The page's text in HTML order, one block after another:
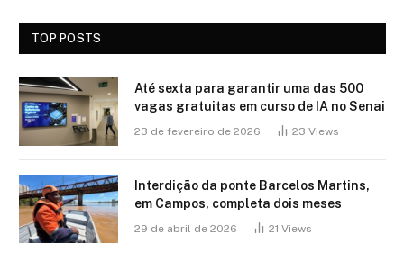
TOP POSTS
Até sexta para garantir uma das 500
vagas gratuitas em curso de IA no Senai
23 de fevereiro de 2026 23 Views
Interdição da ponte Barcelos Martins,
em Campos, completa dois meses
29 de abril de 2026 21 Views